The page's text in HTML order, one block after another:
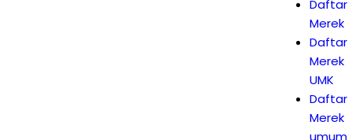
Daftar
Merek
Daftar
Merek
UMK
Daftar
Merek
umum